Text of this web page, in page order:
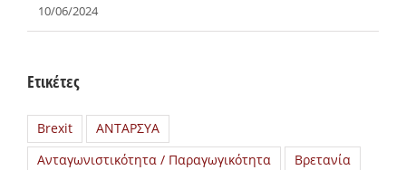
10/06/2024
Ετικέτες
Brexit
ΑΝΤΑΡΣΥΑ
Ανταγωνιστικότητα / Παραγωγικότητα
Βρετανία